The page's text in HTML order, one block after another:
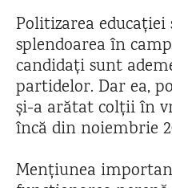
Politizarea educației
splendoarea în
candidați sunt
partidelor. Dar ea,
și-a arătat colții în
încă din noiembrie
Mențiunea